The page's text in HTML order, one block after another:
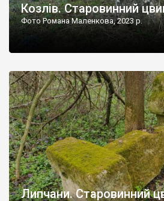
Козлів. Старовинний
Фото Романа Маленкова, 2023 р.
Липчани. Старовинний